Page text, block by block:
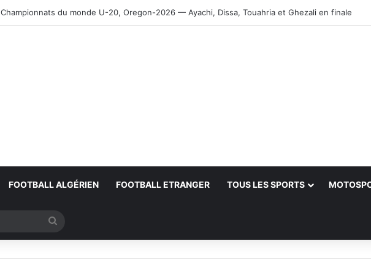
Championnats du monde U-20, Oregon-2026 — Ayachi, Dissa, Touahria et Ghezali en finale
FOOTBALL ALGÉRIEN FOOTBALL ETRANGER TOUS LES SPORTS